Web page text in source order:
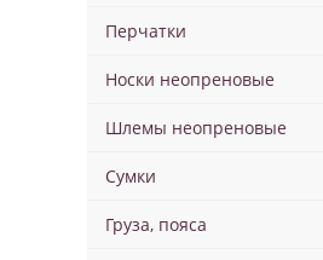
Перчатки
Носки неопреновые
Шлемы неопреновые
Сумки
Груза, пояса